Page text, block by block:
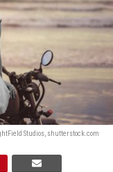
Studios, shutterstock.com